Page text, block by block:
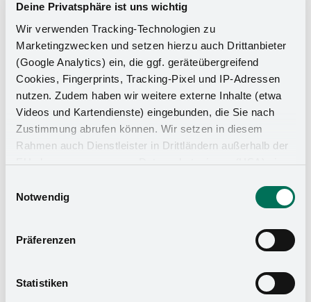
Deine Privatsphäre ist uns wichtig
Wir verwenden Tracking-Technologien zu
Marketingzwecken und setzen hierzu auch Drittanbieter
(Google Analytics) ein, die ggf. geräteübergreifend
Cookies, Fingerprints, Tracking-Pixel und IP-Adressen
nutzen. Zudem haben wir weitere externe Inhalte (etwa
Videos und Kartendienste) eingebunden, die Sie nach
Zustimmung abrufen können. Wir setzen in diesem
Rahmen auch Dienstleister in Drittländern außerhalb der
EU ohne angemessenes Datenschutzniveau (USA) ein,
zu Sicherheits- und Überwachungszwecken zugreifen,
Rechtsmittel einlegen können. Mit Ihrer Einstellung
willigen Sie in die oben beschriebenen Vorgänge ein. Sie
widerrufen. Mehr Informationen finden Sie in unserer
Impressum.
Notwendig
Präferenzen
Statistiken